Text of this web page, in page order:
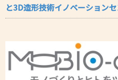
と3D造形技術イノベーション